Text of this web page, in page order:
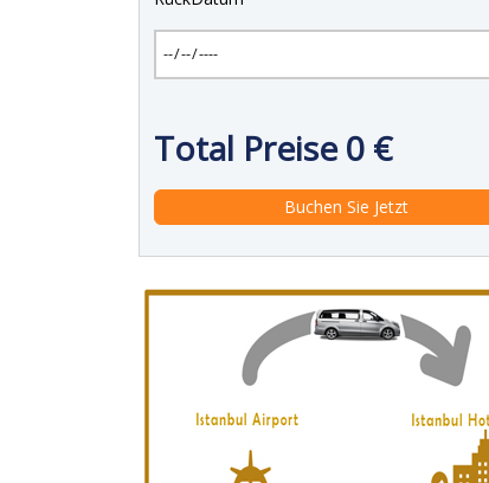
Total Preise0 €